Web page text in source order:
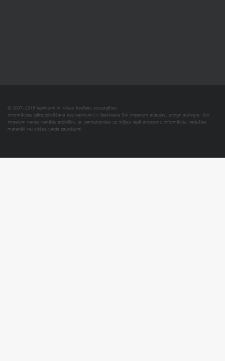
© 2007–2018 Iepirkumi.lv. Visas tiesības aizsargātas.
Informācijas pārpublicēšana bez iepirkumi.lv īpašnieka SIA Imperum atļaujas, stingri aizliegta. SIA
Imperum nenes nekādu atbildību, ja, pamatojoties uz mājas lapā atrodamo informāciju, radušies
materiāli vai citāda veida zaudējumi.